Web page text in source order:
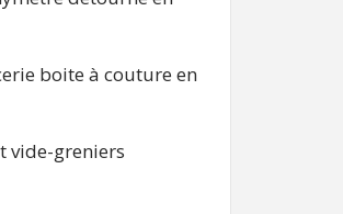
boite à couture en
vide-greniers